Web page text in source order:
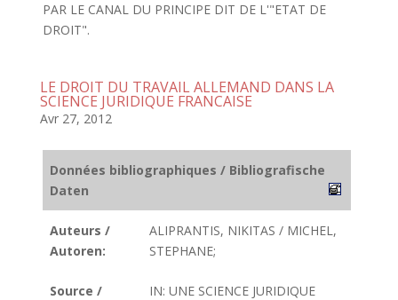
PAR LE CANAL DU PRINCIPE DIT DE L'"ETAT DE
DROIT".
LE DROIT DU TRAVAIL ALLEMAND DANS LA
SCIENCE JURIDIQUE FRANCAISE
Avr 27, 2012
Données bibliographiques / Bibliografische
Daten
Auteurs /
Autoren:
ALIPRANTIS, NIKITAS / MICHEL,
STEPHANE;
Source /
IN: UNE SCIENCE JURIDIQUE